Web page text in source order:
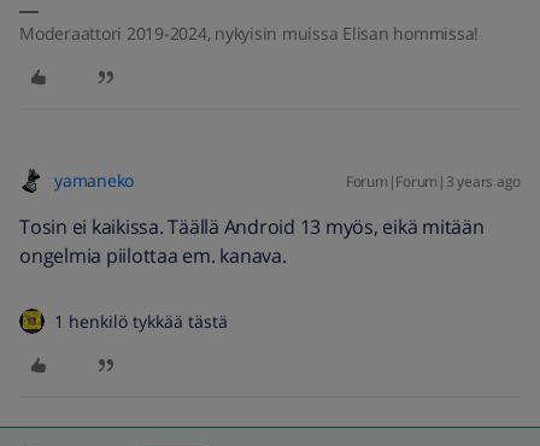
Moderaattori 2019-2024, nykyisin muissa Elisan hommissa!
yamaneko Forum|Forum|3 years ago
Tosin ei kaikissa. Täällä Android 13 myös, eikä mitään
ongelmia piilottaa em. kanava.
1 henkilö tykkää tästä